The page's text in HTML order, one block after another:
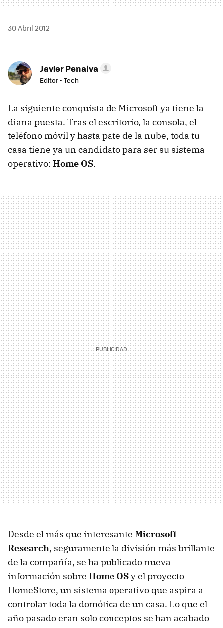
30 Abril 2012
Javier Penalva
Editor - Tech
La siguiente conquista de Microsoft ya tiene la
diana puesta. Tras el escritorio, la consola, el
teléfono móvil y hasta pate de la nube, toda tu
casa tiene ya un candidato para ser su sistema
operativo: Home OS.
Desde el más que interesante Microsoft
Research, seguramente la división más brillante
de la compañía, se ha publicado nueva
información sobre Home OSy el proyecto
HomeStore, un sistema operativo que aspira a
controlar toda la domótica de un casa. Lo que el
año pasado eran solo conceptos se han acabado